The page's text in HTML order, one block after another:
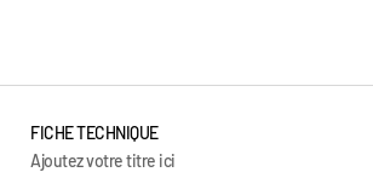
FICHE TECHNIQUE
Ajoutez votre titre ici